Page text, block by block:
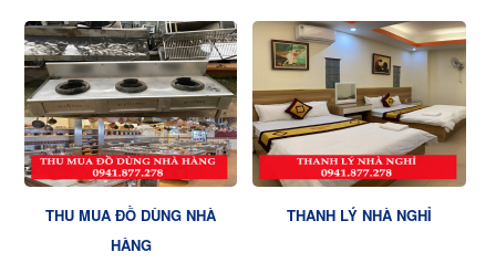
THU MUA ĐỒ DÙNG NHÀ
HÀNG
THANH LÝ NHÀ NGHỈ